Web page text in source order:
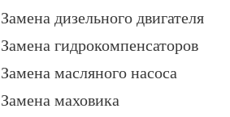
Замена дизельного двигателя
Замена гидрокомпенсаторов
Замена масляного насоса
Замена маховика